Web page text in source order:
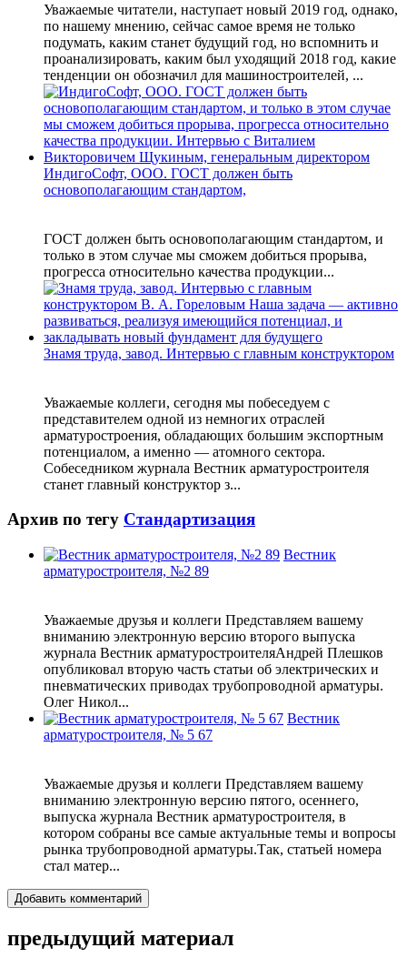
Уважаемые читатели, наступает новый 2019 год, однако,
по нашему мнению, сейчас самое время не только
подумать, каким станет будущий год, но вспомнить и
проанализировать, каким был уходящий 2018 год, какие
тенденции он обозначил для машиностроителей, ...
ИндигоСофт, ООО. ГОСТ должен быть
основополагающим стандартом,
ГОСТ должен быть основополагающим стандартом, и
только в этом случае мы сможем добиться прорыва,
прогресса относительно качества продукции...
Знамя труда, завод. Интервью с главным конструктором
Уважаемые коллеги, сегодня мы побеседуем с
представителем одной из немногих отраслей
арматуростроения, обладающих большим экспортным
потенциалом, а именно — атомного сектора.
Собеседником журнала Вестник арматуростроителя
станет главный конструктор з...
Архив по тегу Стандартизация
Вестник
арматуростроителя, №2 89
Уважаемые друзья и коллеги Представляем вашему
вниманию электронную версию второго выпуска
журнала Вестник арматуростроителяАндрей Плешков
опубликовал вторую часть статьи об электрических и
пневматических приводах трубопроводной арматуры.
Олег Никол...
Вестник
арматуростроителя, № 5 67
Уважаемые друзья и коллеги Представляем вашему
вниманию электронную версию пятого, осеннего,
выпуска журнала Вестник арматуростроителя, в
котором собраны все самые актуальные темы и вопросы
рынка трубопроводной арматуры.Так, статьей номера
стал матер...
Добавить комментарий
предыдущий материал